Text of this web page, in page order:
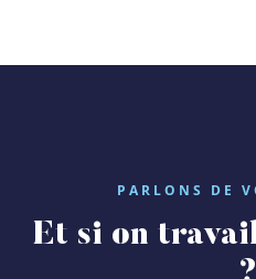
PARLONS DE
Et si on